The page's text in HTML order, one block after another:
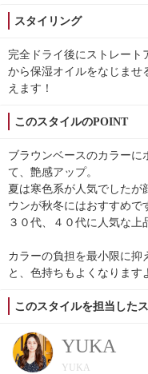
スタイリング
完全ドライ後にストレート
から保湿オイルをなじませ
えます！
このスタイルのPOINT
ブラウンベースのカラーに
て、艶感アップ。
夏は寒色系が人気でしたが
ウンが秋冬にはおすすめで
３０代、４０代に人気な上
カラーの負担を最小限に抑
と、色持ちもよくなります
このスタイルを担当した
YUKA
YUKA